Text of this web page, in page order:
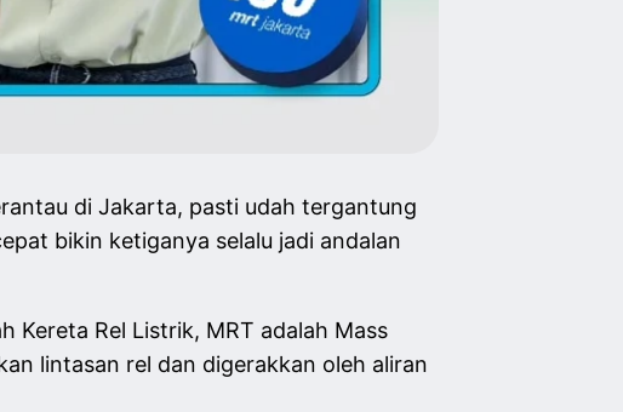
di Jakarta, pasti udah tergantung
bikin ketiganya selalu jadi andalan
Kereta Rel Listrik, MRT adalah Mass
lintasan rel dan digerakkan oleh aliran